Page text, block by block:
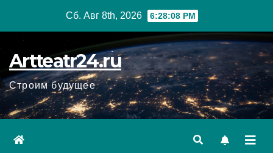
Сб. Авг 8th, 2026 6:28:10 PM
Artteatr24.ru
Строим будущее